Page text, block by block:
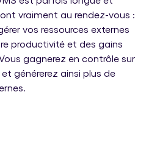
vraiment au rendez-vous :
vos ressources externes
productivité et des gains
gagnerez en contrôle sur
générerez ainsi plus de